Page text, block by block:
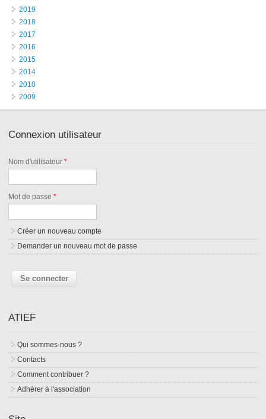
2019
2018
2017
2016
2015
2014
2010
2009
Connexion utilisateur
Nom d'utilisateur*
Mot de passe*
Créer un nouveau compte
Demander un nouveau mot de passe
ATIEF
Qui sommes-nous ?
Contacts
Comment contribuer ?
Adhérer à l'association